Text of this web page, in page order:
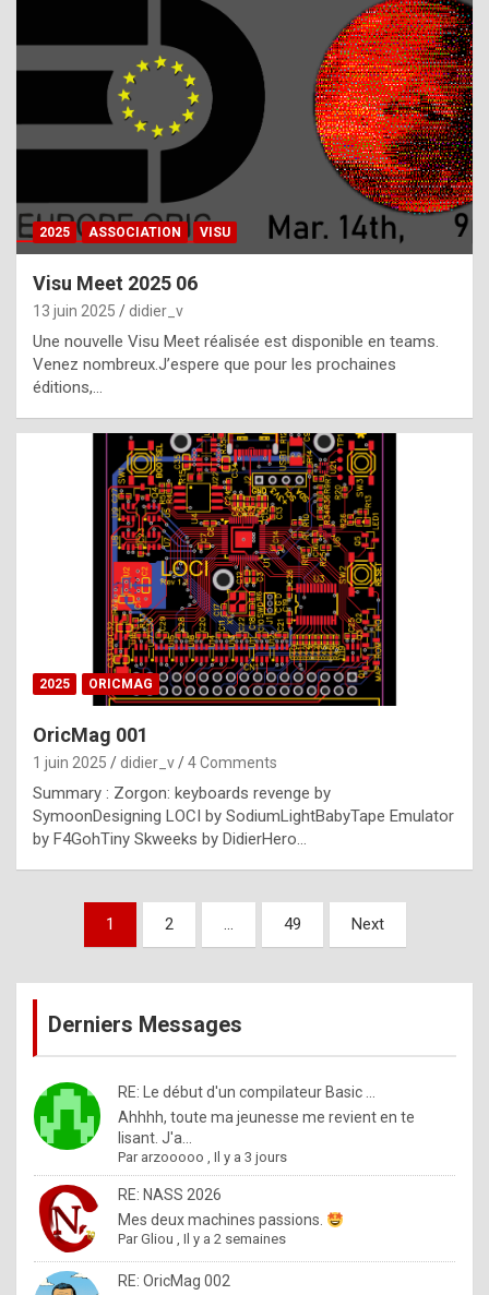
h
a
t
t
e
b
e
s
t
p
h
o
n
y
l
e
x
a
%
m
a
d
b
y
2025 ASSOCIATION VISU
Visu Meet 2025 06
13 juin 2025 didier_v
Une nouvelle Visu Meet réalisée est disponible en teams.
Venez nombreux.J’espere que pour les prochaines
éditions,…
2025 ORICMAG
OricMag 001
1 juin 2025 didier_v 4 Comments
Summary : Zorgon: keyboards revenge by
SymoonDesigning LOCI by SodiumLightBabyTape Emulator
by F4GohTiny Skweeks by DidierHero…
Pagination
publications
1 2 … 49 Next
Derniers Messages
RE: Le début d'un compilateur Basic ...
Ahhhh, toute ma jeunesse me revient en te
lisant. J'a...
Par arzooooo ,Il y a 3 jours
RE: NASS 2026
Mes deux machines passions.
ParGliou ,Il y a 2 semaines
RE: OricMag 002